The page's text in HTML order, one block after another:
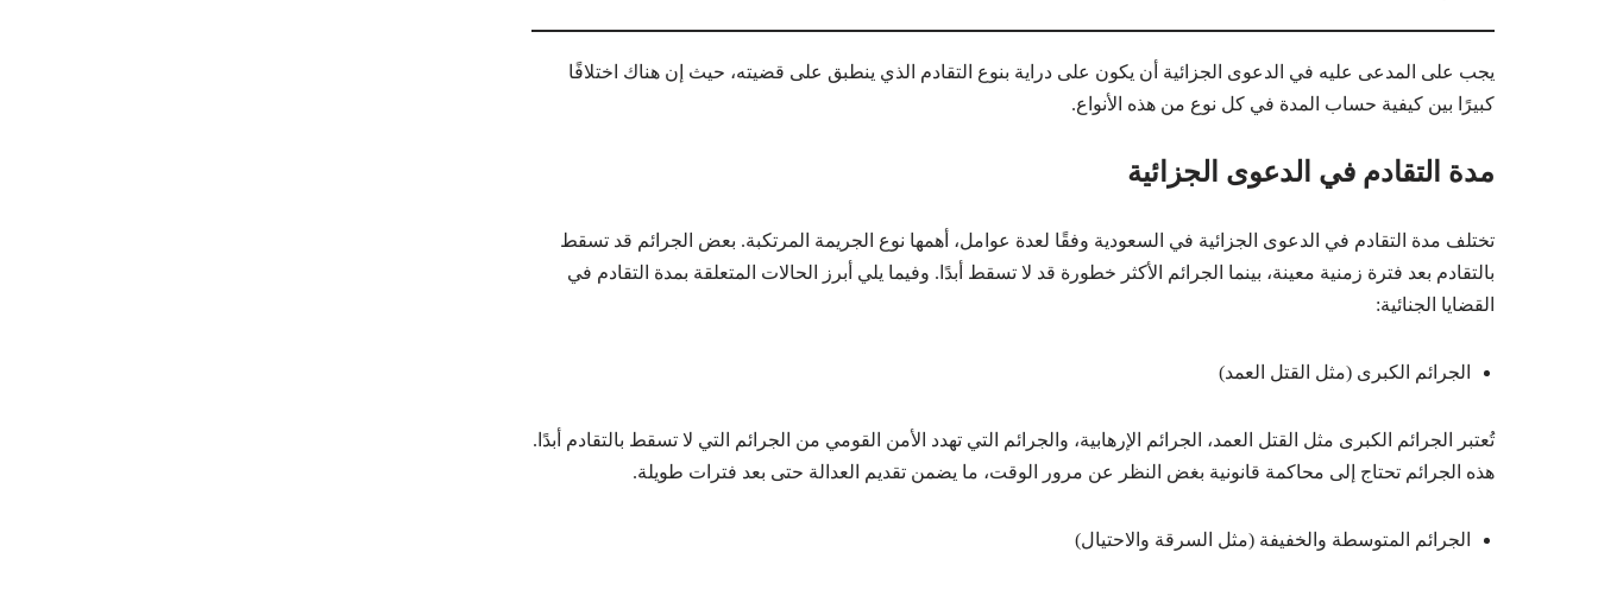
يجب على المدعى عليه في الدعوى الجزائية أن يكون على دراية بنوع التقادم الذي ينطبق على قضيته، حيث إن هناك اختلافًا
كبيرًا بين كيفية حساب المدة في كل نوع من هذه الأنواع.
مدة التقادم في الدعوى الجزائية
تختلف مدة التقادم في الدعوى الجزائية في السعودية وفقًا لعدة عوامل، أهمها نوع الجريمة المرتكبة. بعض الجرائم قد تسقط
بالتقادم بعد فترة زمنية معينة، بينما الجرائم الأكثر خطورة قد لا تسقط أبدًا. وفيما يلي أبرز الحالات المتعلقة بمدة التقادم في
القضايا الجنائية:
الجرائم الكبرى (مثل القتل العمد)
تُعتبر الجرائم الكبرى مثل القتل العمد، الجرائم الإرهابية، والجرائم التي تهدد الأمن القومي من الجرائم التي لا تسقط بالتقادم أبدًا.
هذه الجرائم تحتاج إلى محاكمة قانونية بغض النظر عن مرور الوقت، ما يضمن تقديم العدالة حتى بعد فترات طويلة.
الجرائم المتوسطة والخفيفة (مثل السرقة والاحتيال)